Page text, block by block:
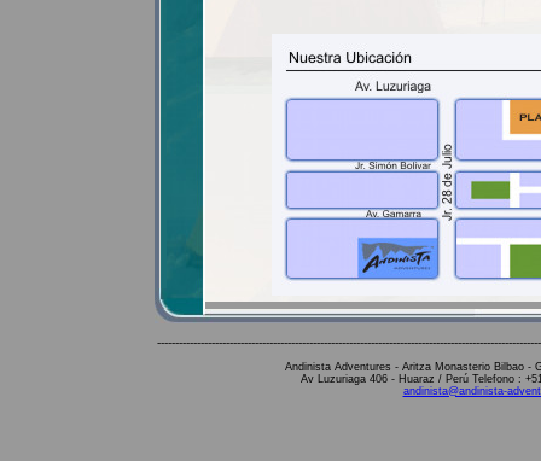
Andinista Adventures - Aritza Monasterio Bilbao -
Av Luzuriaga 406 - Huaraz / Perú Telefono :
andinista@andinista-